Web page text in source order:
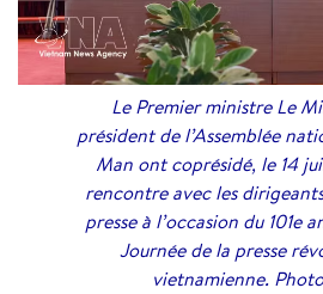
Le Premier ministre Le
président de l’Assemblée
Man ont coprésidé, le 14
rencontre avec les
presse à l’occasion du 101e
Journée de la presse
vietnamienne.